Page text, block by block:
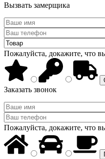
Вызвать замерщика
Пожалуйста, докажите, что
Заказать звонок
Пожалуйста, докажите, что